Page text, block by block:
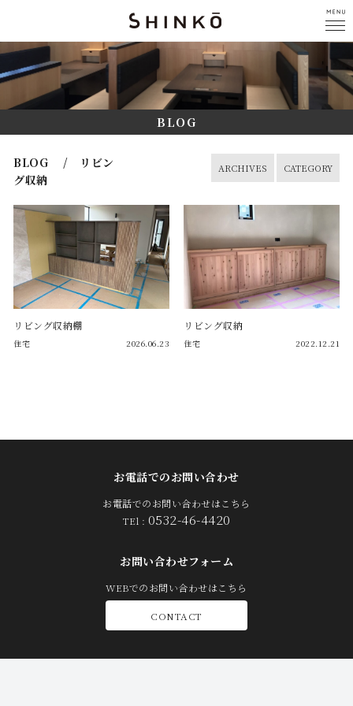
BLOG
BLOG / リビン
グ収納
CATEGORY
ARCHIVES
リビング収納棚
住宅 2026.06.23
リビング収納
住宅 2022.12.21
お電話でのお問い合わせ
お電話でのお問い合わせはこちら
TEl : 0532-46-4420
お問い合わせフォーム
WEBでのお問い合わせはこちら
CONTACT